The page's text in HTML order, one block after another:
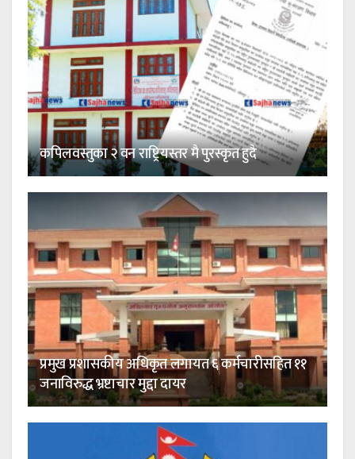
कपिलवस्तुका २ वन राष्ट्रियस्तर मै पुरस्कृत हुदै
प्रमुख प्रशासकीय अधिकृत लगायत ६ कर्मचारीसहित ११
जनाविरुद्ध भ्रष्टाचार मुद्दा दायर